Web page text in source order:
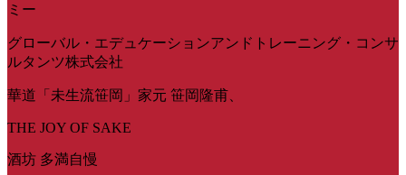
ミー
グローバル・エデュケーションアンドトレーニング・コンサ
ルタンツ株式会社
華道「未生流笹岡」家元 笹岡隆甫、
THE JOY OF SAKE
酒坊 多満自慢